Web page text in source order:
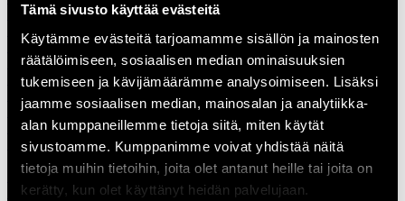
Tämä sivusto käyttää evästeitä
Käytämme evästeitä tarjoamamme sisällön ja mainosten
räätälöimiseen, sosiaalisen median ominaisuuksien
tukemiseen ja kävijämäärämme analysoimiseen. Lisäksi
jaamme sosiaalisen median, mainosalan ja analytiikka-
alan kumppaneillemme tietoja siitä, miten käytät
sivustoamme. Kumppanimme voivat yhdistää näitä
tietoja muihin tietoihin, joita olet antanut heille tai joita on
kerätty, kun olet käyttänyt heidän palvelujaan.
1988
1987
1986
1985
1984
1983
1982
1981
1980
1970-luku
1979
1978